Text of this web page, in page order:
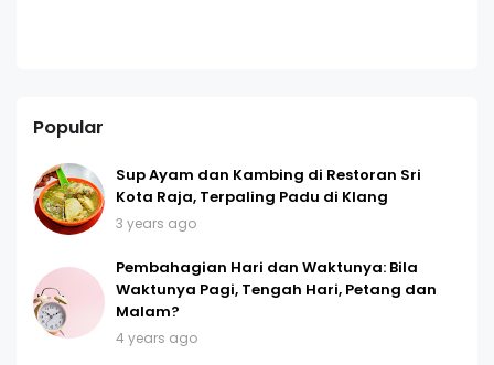
Popular
Sup Ayam dan Kambing di Restoran Sri
Kota Raja, Terpaling Padu di Klang
3 years ago
Pembahagian Hari dan Waktunya: Bila
Waktunya Pagi, Tengah Hari, Petang dan
Malam?
4 years ago